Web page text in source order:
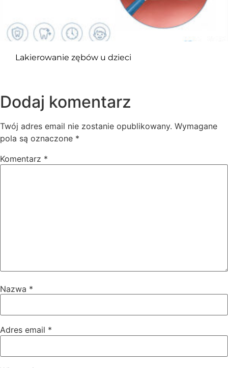
Lakierowanie zębów u dzieci
Dodaj komentarz
Twój adres email nie zostanie opublikowany. Wymagane
pola są oznaczone *
Komentarz *
Nazwa *
Adres email *